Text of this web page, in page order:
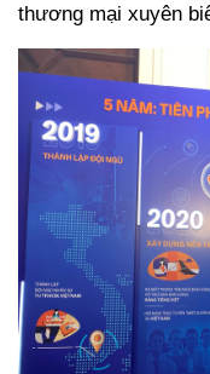
thương mại xuyên